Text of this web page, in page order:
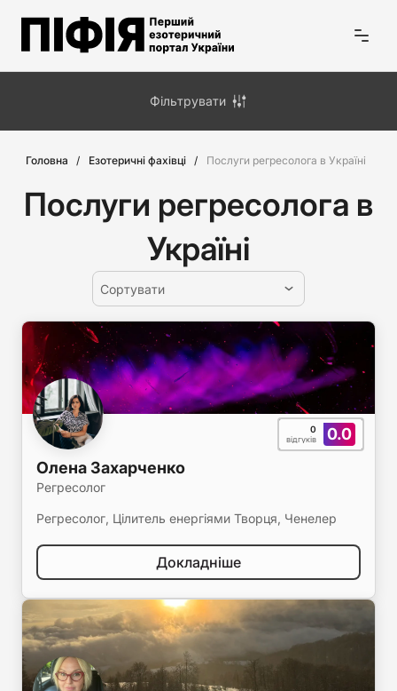
Головна Езотеричні фахівці Послуги регресолога в Україні
Послуги регресолога в
Україні
Сортувати
0.0
0
відгуків
Олена Захарченко
Регресолог
Регресолог, Цілитель енергіями Творця, Ченелер
Докладніше
Фільтрувати